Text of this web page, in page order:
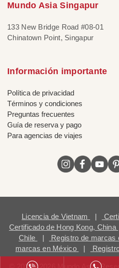
Mundo Asia Singapur
133 New Bridge Road #08-01
Chinatown Point, Singapur
Información importante
Política de privacidad
Términos y condiciones
Preguntas frecuentes
Guía de reserva y pago
Para agencias de viajes
Licencia de Vietnam |
Certificado de Hong Kong, China
Chile
| Registro de marcas
marcas en México
|